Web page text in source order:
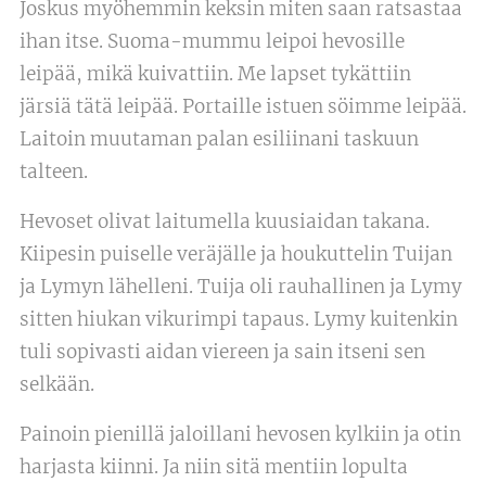
Joskus myöhemmin keksin miten saan ratsastaa
ihan itse. Suoma-mummu leipoi hevosille
leipää, mikä kuivattiin. Me lapset tykättiin
järsiä tätä leipää. Portaille istuen söimme leipää.
Laitoin muutaman palan esiliinani taskuun
talteen.
Hevoset olivat laitumella kuusiaidan takana.
Kiipesin puiselle veräjälle ja houkuttelin Tuijan
ja Lymyn lähelleni. Tuija oli rauhallinen ja Lymy
sitten hiukan vikurimpi tapaus. Lymy kuitenkin
tuli sopivasti aidan viereen ja sain itseni sen
selkään.
Painoin pienillä jaloillani hevosen kylkiin ja otin
harjasta kiinni. Ja niin sitä mentiin lopulta